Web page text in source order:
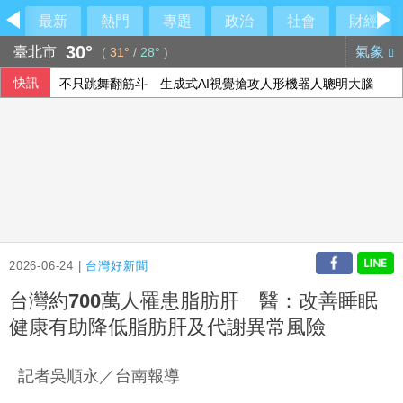
最新 熱門 專題 政治 社會
財經
臺北市 30° ( 31° / 28° ) 氣象
快訊 不只跳舞翻筋斗 生成式AI視覺搶攻人形機器人聰明大腦
2026-06-24 | 台灣好新聞
台灣約700萬人罹患脂肪肝 醫：改善睡眠
健康有助降低脂肪肝及代謝異常風險
記者吳順永／台南報導